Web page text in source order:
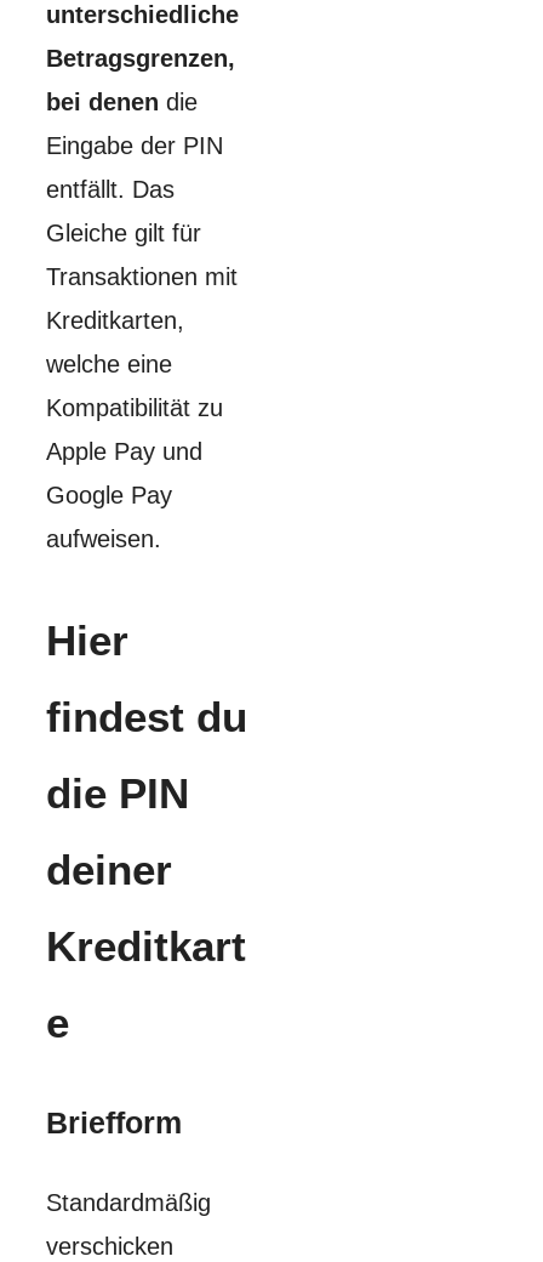
unterschiedliche
Betragsgrenzen,
bei denen die
Eingabe der PIN
entfällt. Das
Gleiche gilt für
Transaktionen mit
Kreditkarten,
welche eine
Kompatibilität zu
Apple Pay und
Google Pay
aufweisen.
Hier
findest du
die PIN
deiner
Kreditkart
e
Briefform
Standardmäßig
verschicken